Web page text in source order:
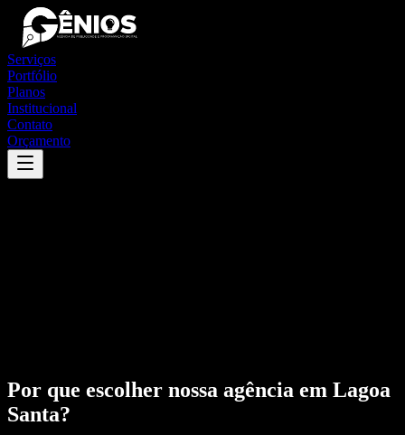
Serviços
Portfólio
Planos
Institucional
Contato
Orçamento
Por que escolher nossa agência em Lagoa
Santa?